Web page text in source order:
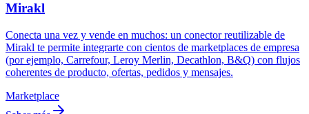
Mirakl
Conecta una vez y vende en muchos: un conector reutilizable de
Mirakl te permite integrarte con cientos de marketplaces de empresa
(por ejemplo, Carrefour, Leroy Merlin, Decathlon, B&Q) con flujos
coherentes de producto, ofertas, pedidos y mensajes.
Marketplace